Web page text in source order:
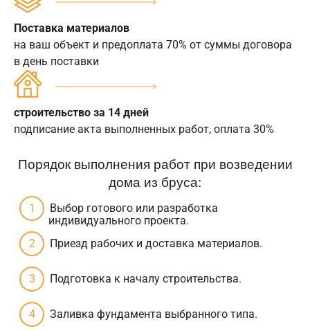
Поставка материалов
на ваш объект и предоплата 70% от суммы договора
в день поставки
строительство за 14 дней
подписание акта выполненных работ, оплата 30%
Порядок выполнения работ при возведении
дома из бруса:
Выбор готового или разработка
индивидуального проекта.
Приезд рабочих и доставка материалов.
Подготовка к началу строительства.
Заливка фундамента выбранного типа.